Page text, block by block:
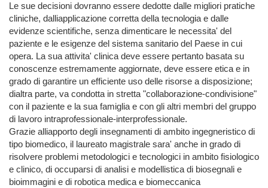
Le sue decisioni dovranno essere dedotte dalle migliori pratiche
cliniche, dalliapplicazione corretta della tecnologia e dalle
evidenze scientifiche, senza dimenticare le necessita' del
paziente e le esigenze del sistema sanitario del Paese in cui
opera. La sua attivita' clinica deve essere pertanto basata su
conoscenze estremamente aggiornate, deve essere etica e in
grado di garantire un efficiente uso delle risorse a disposizione;
dialtra parte, va condotta in stretta "collaborazione-condivisione"
con il paziente e la sua famiglia e con gli altri membri del gruppo
di lavoro intraprofessionale-interprofessionale.
Grazie alliapporto degli insegnamenti di ambito ingegneristico di
tipo biomedico, il laureato magistrale sara' anche in grado di
risolvere problemi metodologici e tecnologici in ambito fisiologico
e clinico, di occuparsi di analisi e modellistica di biosegnali e
bioimmagini e di robotica medica e biomeccanica